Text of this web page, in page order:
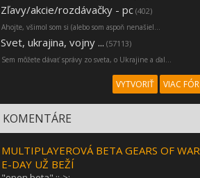
Zľavy/akcie/rozdávačky - pc (402)
Ahojte, všimol som si (alebo som aspoň nenašiel...
Svet, ukrajina, vojny ... (57113)
Sem môžete dávať správy zo sveta, o Ukrajine a ďal...
VYTVORIŤ VIAC FÓR
KOMENTÁRE
MULTIPLAYEROVÁ BETA GEARS OF WAR
E-DAY UŽ BEŽÍ